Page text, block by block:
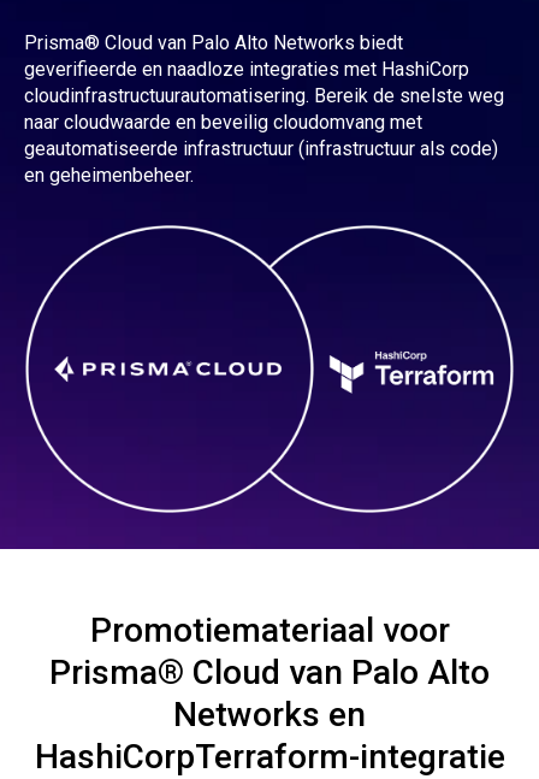
Prisma® Cloud van Palo Alto Networks biedt
geverifieerde en naadloze integraties met HashiCorp
cloudinfrastructuurautomatisering. Bereik de snelste weg
naar cloudwaarde en beveilig cloudomvang met
geautomatiseerde infrastructuur (infrastructuur als code)
en geheimenbeheer.
Promotiemateriaal voor
Prisma® Cloud van Palo Alto
Networks en
HashiCorpTerraform-integratie